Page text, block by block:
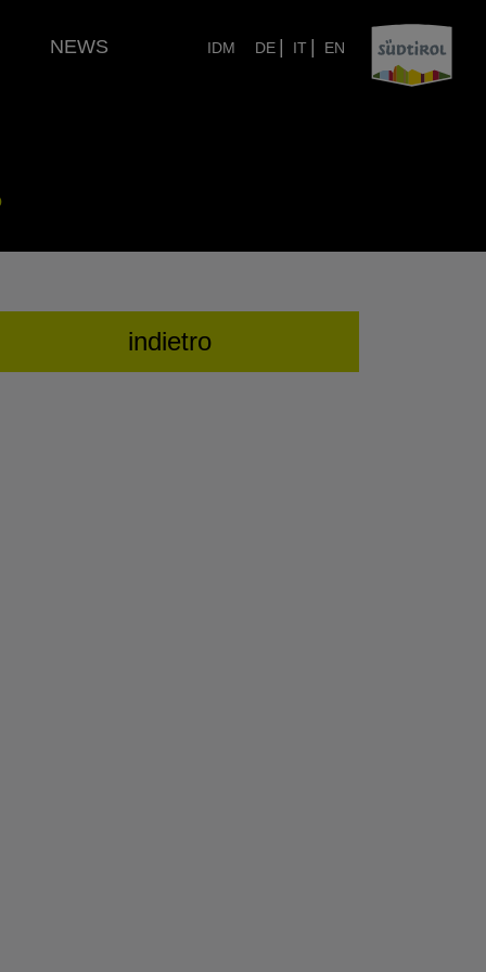
NEWS IDM DE IT EN
indietro